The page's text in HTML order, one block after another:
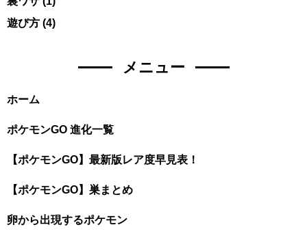
遊び方 (4)
メニュー
ホーム
ポケモンGO 進化一覧
【ポケモンGO】最新版レア度早見表！
【ポケモンGO】巣まとめ
卵から出現するポケモン